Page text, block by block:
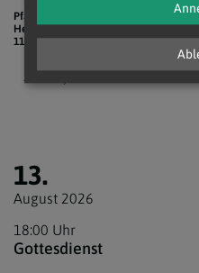
Pfarrkirche Unterheiligenstadt
Heiligenstädter Str. 101
1190 Wien
13.
August 2026
18:00 Uhr
Gottesdienst